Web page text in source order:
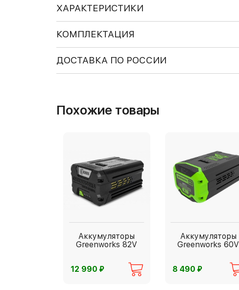
ХАРАКТЕРИСТИКИ
КОМПЛЕКТАЦИЯ
ДОСТАВКА ПО РОССИИ
Похожие товары
Аккумуляторы
Greenworks 82V
12 990 ⃏
Аккумуляторы
Greenworks 60V
8 490 ⃏